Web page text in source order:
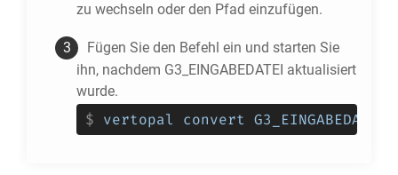
zu wechseln oder den Pfad einzufügen.
Fügen Sie den Befehl ein und starten Sie
ihn, nachdem G3_EINGABEDATEI aktualisiert
wurde.
$ vertopal convert